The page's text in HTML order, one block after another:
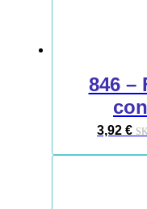
846 –
3,92 €